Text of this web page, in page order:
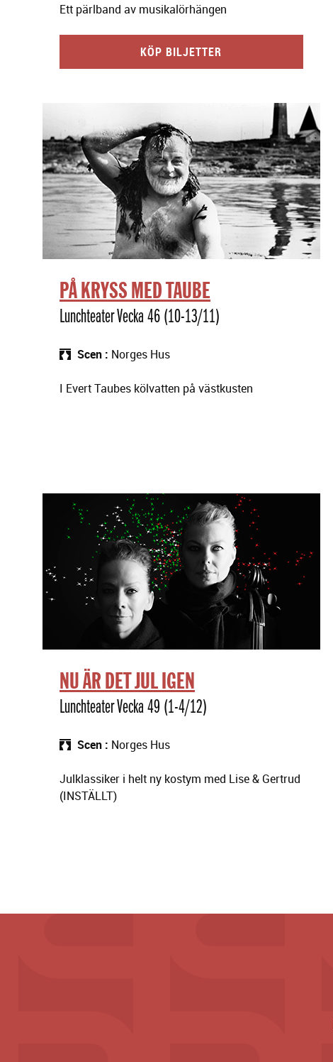
Ett pärlband av musikalörhängen
KÖP BILJETTER
PÅ KRYSS MED TAUBE
Lunchteater Vecka 46 (10-13/11)
Scen Norges Hus
I Evert Taubes kölvatten på västkusten
NU ÄR DET JUL IGEN
Lunchteater Vecka 49 (1-4/12)
Scen Norges Hus
Julklassiker i helt ny kostym med Lise & Gertrud
(INSTÄLLT)